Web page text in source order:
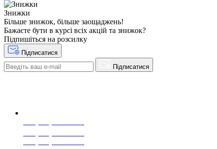
Знижки
Більше знижок, більше заощаджень!
Бажаєте бути в курсі всіх акцій та знижок?
Підпишіться на розсилку
Підписатися
Підписатися